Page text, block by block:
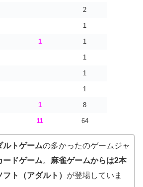
2
1
1 1
1
1
1
1 8
11 64
ルトゲームの多かったのゲームジャ
ードゲーム。 麻雀ゲームからは2本
ト（アダルト） が登場していま